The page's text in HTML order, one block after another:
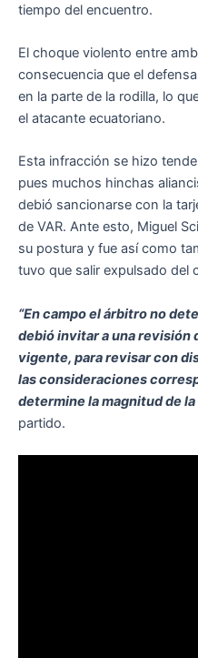
tiempo del encuentro.
El choque violento entre
consecuencia que el
en la parte de la rodilla, lo
el atacante ecuatoriano.
Esta infracción se hizo
pues muchos hinchas
debió sancionarse con la
de VAR. Ante esto, Miguel
su postura y fue así como
tuvo que salir expulsado del
“En campo el árbitro no
debió invitar a una revisión
vigente, para revisar con
las consideraciones
determine la magnitud de la
partido.